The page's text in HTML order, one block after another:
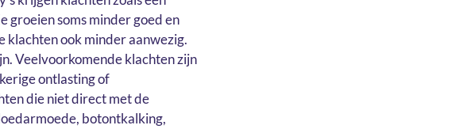
groeien soms minder goed en
klachten ook minder aanwezig.
Veelvoorkomende klachten zijn
ontlasting of
die niet direct met de
botontkalking,